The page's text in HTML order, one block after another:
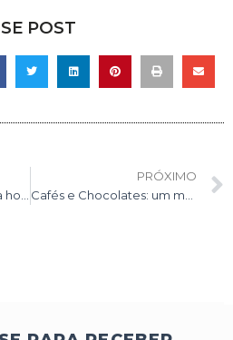
POST
PRÓXIMO